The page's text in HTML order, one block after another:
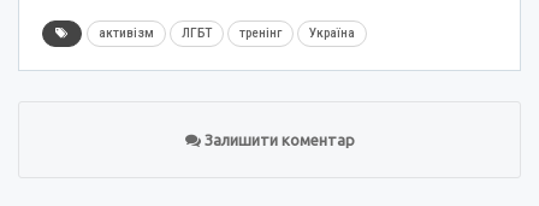
активізм ЛГБТ тренінг Україна
Залишити коментар